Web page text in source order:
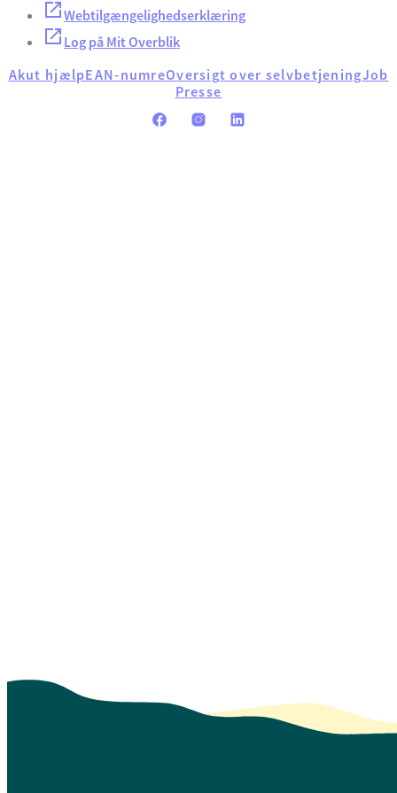
Webtilgængelighedserklæring
Log på Mit Overblik
Akut hjælpEAN-numreOversigt over selvbetjeningJob
Presse